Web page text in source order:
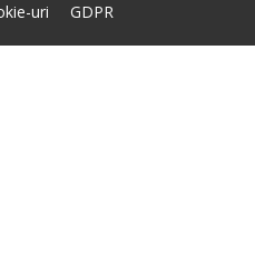
uri
GDPR